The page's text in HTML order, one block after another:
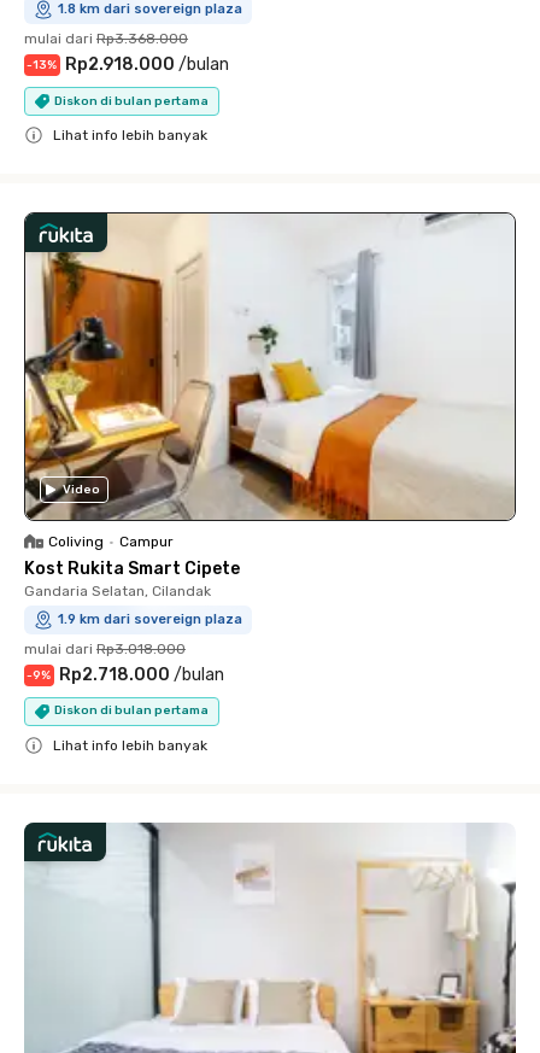
1.8 km dari sovereign plaza
mulai dari Rp3.368.000
-13% Rp2.918.000 /bulan
Diskon di bulan pertama
Lihat info lebih banyak
Video
Coliving • Campur
Kost Rukita Smart Cipete
Gandaria Selatan, Cilandak
1.9 km dari sovereign plaza
mulai dari Rp3.018.000
-9% Rp2.718.000 /bulan
Diskon di bulan pertama
Lihat info lebih banyak